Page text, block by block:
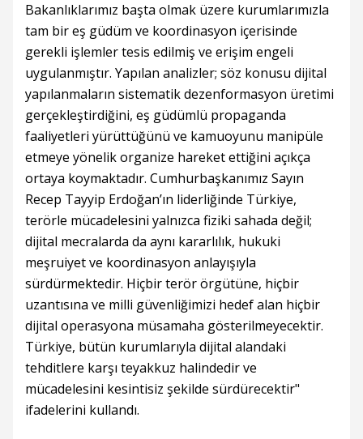
Bakanlıklarımız başta olmak üzere kurumlarımızla
tam bir eş güdüm ve koordinasyon içerisinde
gerekli işlemler tesis edilmiş ve erişim engeli
uygulanmıştır. Yapılan analizler; söz konusu dijital
yapılanmaların sistematik dezenformasyon üretimi
gerçekleştirdiğini, eş güdümlü propaganda
faaliyetleri yürüttüğünü ve kamuoyunu manipüle
etmeye yönelik organize hareket ettiğini açıkça
ortaya koymaktadır. Cumhurbaşkanımız Sayın
Recep Tayyip Erdoğan’ın liderliğinde Türkiye,
terörle mücadelesini yalnızca fiziki sahada değil;
dijital mecralarda da aynı kararlılık, hukuki
meşruiyet ve koordinasyon anlayışıyla
sürdürmektedir. Hiçbir terör örgütüne, hiçbir
uzantısına ve milli güvenliğimizi hedef alan hiçbir
dijital operasyona müsamaha gösterilmeyecektir.
Türkiye, bütün kurumlarıyla dijital alandaki
tehditlere karşı teyakkuz halindedir ve
mücadelesini kesintisiz şekilde sürdürecektir"
ifadelerini kullandı.